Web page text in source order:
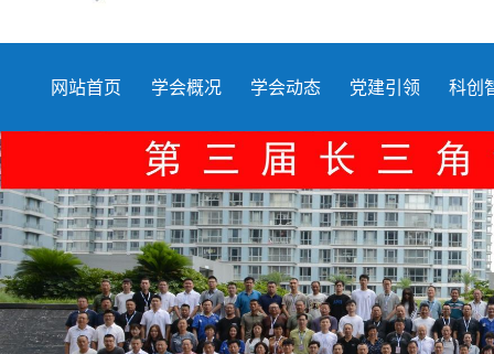
网站首页 学会概况 学会动态 党建引领 科创